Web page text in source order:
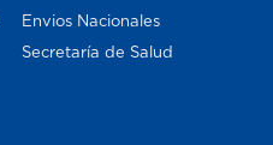
Envios Nacionales
Secretaría de Salud